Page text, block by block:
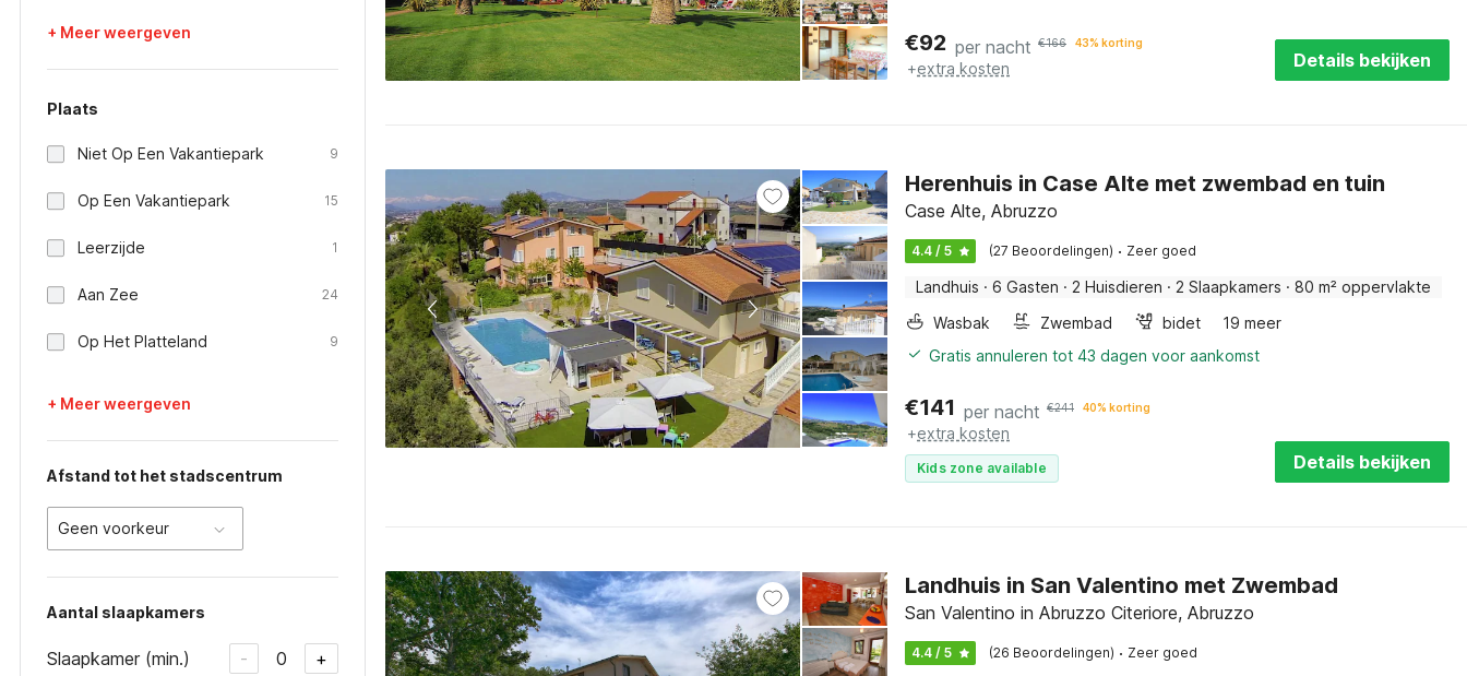
+ Meer weergeven
Plaats
Niet Op Een Vakantiepark 9
Op Een Vakantiepark 15
Leerzijde 1
Aan Zee 24
Op Het Platteland 9
+ Meer weergeven
Afstand tot het stadscentrum
Geen voorkeur
Aantal slaapkamers
Slaapkamer (min.) - 0 +
€92 per nacht €166 43% korting
+extra kosten Details bekijken
Herenhuis in Case Alte met zwembad en tuin
Case Alte, Abruzzo
4.4 / 5 (27 Beoordelingen) · Zeer goed
Landhuis · 6 Gasten · 2 Huisdieren · 2 Slaapkamers · 80 m² oppervlakte
Wasbak
Zwembad bidet
19 meer
Gratis annuleren tot 43 dagen voor aankomst
€141 per nacht €241 40% korting
+extra kosten
Kids zone available Details bekijken
Landhuis in San Valentino met Zwembad
San Valentino in Abruzzo Citeriore, Abruzzo
4.4 / 5 (26 Beoordelingen) · Zeer goed